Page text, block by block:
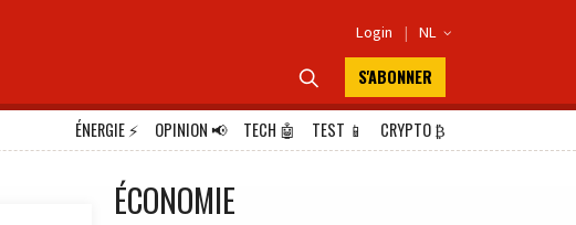
Login | NL 
 S'ABONNER
ÉNERGIE⚡ OPINION📢 TECH 🤖 TEST 📱 CRYPTO₿
ÉCONOMIE